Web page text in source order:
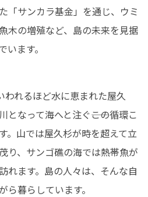
「サンカラ基金」を通じ、ウミ
木の増殖など、島の未来を見据
ます。
れるほど水に恵まれた屋久
なって海へと注ぐ――この循環こ
。山では屋久杉が時を超えて立
り、サンゴ礁の海では熱帯魚が
れます。島の人々は、そんな自
暮らしています。